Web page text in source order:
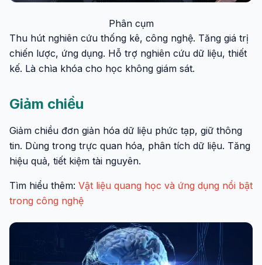
Phân cụm
Thu hút nghiên cứu thống kê, công nghệ. Tăng giá trị
chiến lược, ứng dụng. Hỗ trợ nghiên cứu dữ liệu, thiết
kế. Là chìa khóa cho học không giám sát.
Giảm chiều
Giảm chiều đơn giản hóa dữ liệu phức tạp, giữ thông
tin. Dùng trong trực quan hóa, phân tích dữ liệu. Tăng
hiệu quả, tiết kiệm tài nguyên.
Tìm hiểu thêm: Vật liệu quang học và ứng dụng nổi bật
trong công nghệ